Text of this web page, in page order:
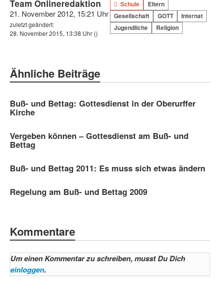
Team Onlineredaktion
21. November 2012, 15:21 Uhr
zuletzt geändert:
28. November 2015, 13:38 Uhr ()
Schule
Eltern
Gesellschaft
GOTT
Internat
Jugendliche
Religion
Ähnliche Beiträge
Buß- und Bettag: Gottesdienst in der Oberurffer
Kirche
Vergeben können – Gottesdienst am Buß- und
Bettag
Buß- und Bettag 2011: Es muss sich etwas ändern
Regelung am Buß- und Bettag 2009
Kommentare
Um einen Kommentar zu schreiben, musst Du Dich
einloggen.